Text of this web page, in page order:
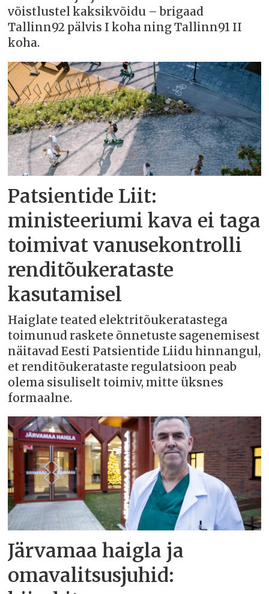
võistlustel kaksikvõidu – brigaad
Tallinn92 pälvis I koha ning Tallinn91 II
koha.
Patsientide Liit:
ministeeriumi kava ei taga
toimivat vanusekontrolli
renditõukerataste
kasutamisel
Haiglate teated elektritõukeratastega
toimunud raskete õnnetuste sagenemisest
näitavad Eesti Patsientide Liidu hinnangul,
et renditõukerataste regulatsioon peab
olema sisuliselt toimiv, mitte üksnes
formaalne.
Järvamaa haigla ja
omavalitsusjuhid: